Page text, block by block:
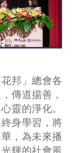
邦」總會各
傳道揚善，
靈的淨化。
身學習，將
，為未來播
輝的社會風